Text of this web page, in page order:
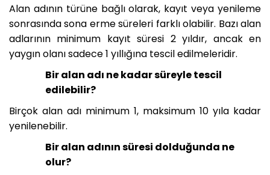
Alan adının türüne bağlı olarak, kayıt veya yenileme
sonrasında sona erme süreleri farklı olabilir. Bazı alan
adlarının minimum kayıt süresi 2 yıldır, ancak en
yaygın olanı sadece 1 yıllığına tescil edilmeleridir.
Bir alan adı ne kadar süreyle tescil
edilebilir?
Birçok alan adı minimum 1, maksimum 10 yıla kadar
yenilenebilir.
Bir alan adının süresi dolduğunda ne
olur?